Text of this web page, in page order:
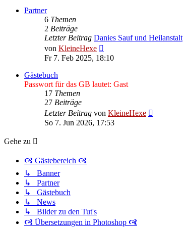
Partner
6 Themen
2 Beiträge
Letzter Beitrag Danies Sauf und Heilanstalt
von KleineHexe
Beitrag
Fr 7. Feb 2025, 18:10
Gästebuch
Passwort für das GB lautet: Gast
17 Themen
27 Beiträge
Letzter Beitrag von KleineHexe
So 7. Jun 2026, 17:53
Gehe zu
🙧 Gästebereich 🙧
↳ Banner
↳ Partner
↳ Gästebuch
↳ News
↳ Bilder zu den Tut's
🙧 Übersetzungen in Photoshop 🙧